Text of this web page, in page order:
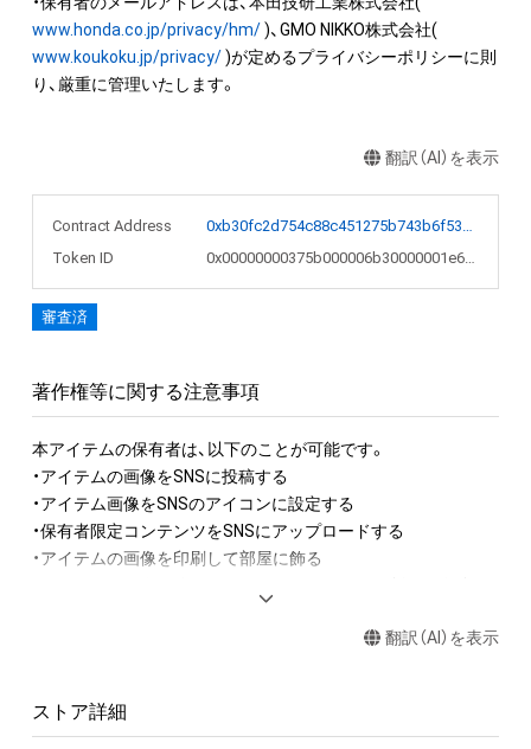
www.honda.co.jp/privacy/hm/
www.koukoku.jp/privacy/ )が定めるプライバシーポリシーに則
り、厳重に管理いたします。
翻訳（AI）を表示
Contract Address
0xb30fc2d754c88c451275b743b6f530f19f643683
Token ID
0x00000000375b000006b30000001e64e0
審査済
著作権等に関する注意事項
本アイテムの保有者は、以下のことが可能です。
・アイテムの画像をSNSに投稿する
・アイテム画像をSNSのアイコンに設定する
・保有者限定コンテンツをSNSにアップロードする
・アイテムの画像を印刷して部屋に飾る
ロゴ等を含みますがこれらに限られません。)にかかる知的財産
翻訳（AI）を表示
ストア詳細